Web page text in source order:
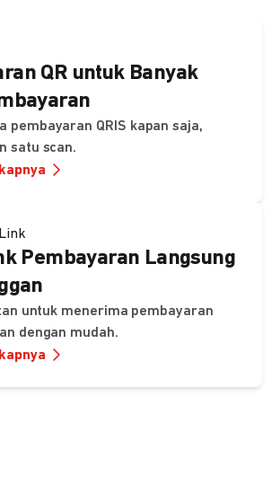
QR untuk Banyak
pembayaran QRIS kapan saja,
satu scan.
Pembayaran Langsung
untuk menerima pembayaran
dengan mudah.